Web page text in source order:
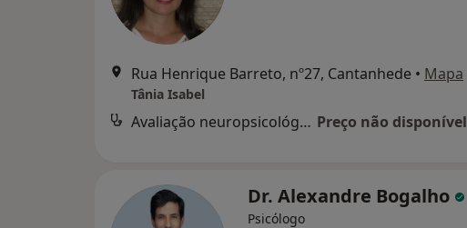
Rua Henrique Barreto, nº27, Cantanhede • Mapa
Tânia Isabel
Avaliação neuropsicológica Preço não disponível
Dr. Alexandre Bogalho
Psicólogo